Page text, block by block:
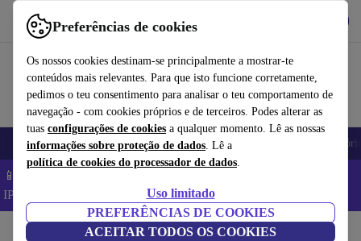
Preferências de cookies
Os nossos cookies destinam-se principalmente a mostrar-te
conteúdos mais relevantes. Para que isto funcione corretamente,
pedimos o teu consentimento para analisar o teu comportamento de
navegação - com cookies próprios e de terceiros. Podes alterar as
tuas configurações de cookies a qualquer momento. Lê as nossas
informações sobre proteção de dados. Lê a
política de cookies do processador de dados.
Uso limitado
PREFERÊNCIAS DE COOKIES
ACEITAR TODOS OS COOKIES
Use o refurbed de forma rápida e fácil
Telemóveis Computadores Portáteis Tablets
📱 Poupa 5% EXTRA em todos os iPhones – Código:
IPHONEDEAL –
Início Acessórios Acessórios para telemóveis e smartphones